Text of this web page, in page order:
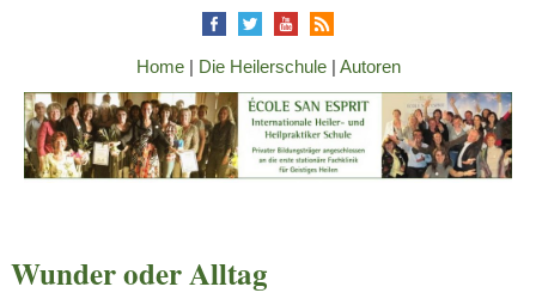
Home| Die Heilerschule| Autoren
Wunder oder Alltag